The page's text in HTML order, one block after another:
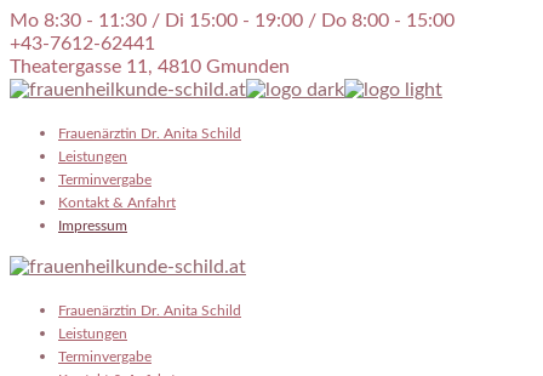
Skip
to
the
content
Mo 8:30 - 11:30 / Di 15:00 - 19:00 / Do 8:00 - 15:00
+43-7612-62441
Theatergasse 11, 4810 Gmunden
Frauenärztin Dr. Anita Schild
Leistungen
Terminvergabe
Kontakt & Anfahrt
Impressum
Frauenärztin Dr. Anita Schild
Leistungen
Terminvergabe